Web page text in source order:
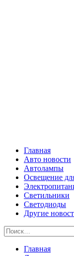
Главная
Авто новости
Автолампы
Освещение
Светильники
Светодиоды
Другие
Найти:
Главная